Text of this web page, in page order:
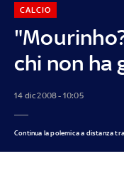
chi non ha
CALCIO
14 dic 2008 - 10:05
Continua la polemica a distanza